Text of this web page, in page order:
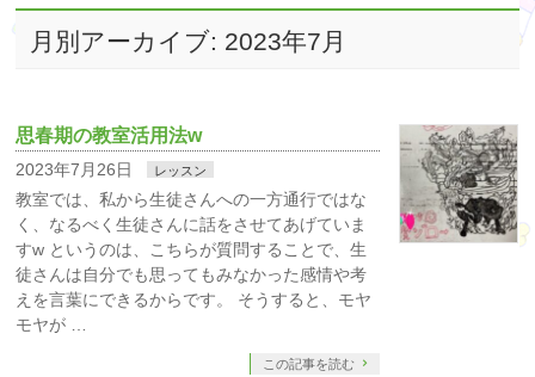
月別アーカイブ: 2023年7月
思春期の教室活用法w
2023年7月26日 レッスン
教室では、私から生徒さんへの一方通行ではな
く、なるべく生徒さんに話をさせてあげていま
すw というのは、こちらが質問することで、生
徒さんは自分でも思ってもみなかった感情や考
えを言葉にできるからです。 そうすると、モヤ
モヤが …
この記事を読む